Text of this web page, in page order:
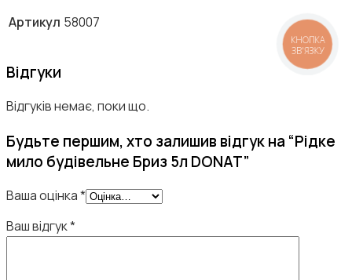
Артикул 58007
Відгуки
Відгуків немає, поки що.
Будьте першим, хто залишив відгук на “Рідке
мило будівельне Бриз 5л DONAT”
Ваша оцінка*
Ваш відгук*
КНОПКА
ЗВ'ЯЗКУ